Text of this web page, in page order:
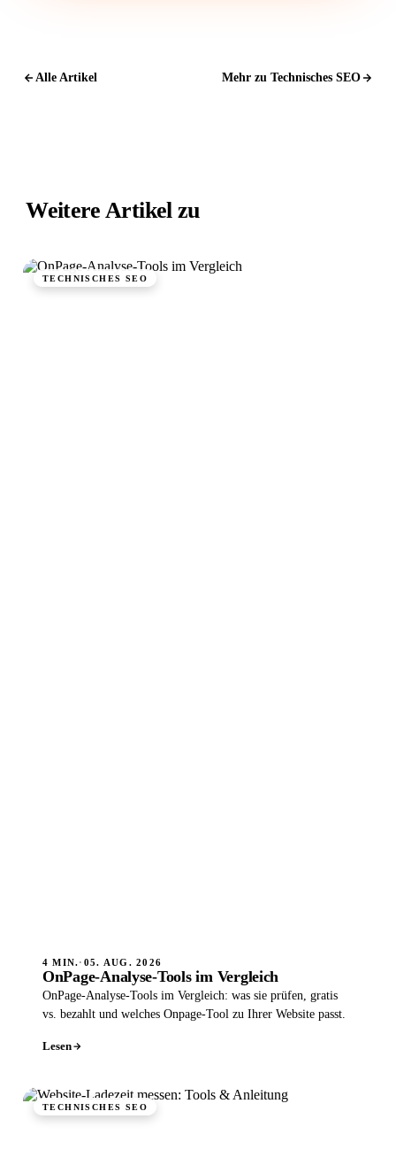
Alle Artikel Mehr zu Technisches SEO
Weitere Artikel zu
TECHNISCHES SEO
4 MIN.· 05. AUG. 2026
OnPage-Analyse-Tools im Vergleich
OnPage-Analyse-Tools im Vergleich: was sie prüfen, gratis
vs. bezahlt und welches Onpage-Tool zu Ihrer Website passt.
Lesen
TECHNISCHES SEO